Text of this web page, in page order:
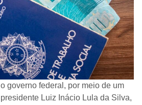
governo federal, por meio de um
Luiz Inácio Lula da Silva,